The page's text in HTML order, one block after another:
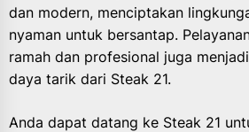
dan modern, menciptakan
nyaman untuk bersantap.
ramah dan profesional juga
daya tarik dari Steak 21.
Anda dapat datang ke Steak 21